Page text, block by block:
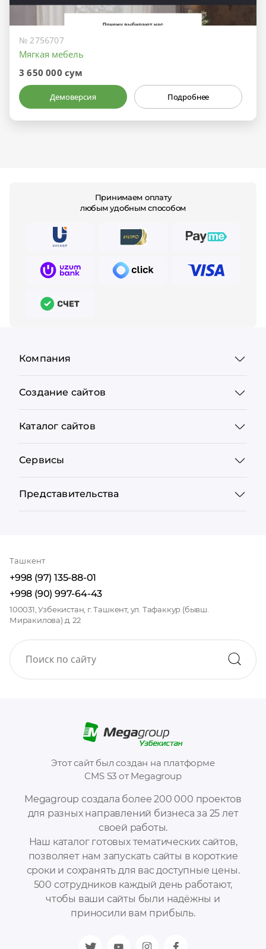
№ 2756707
Мягкая мебель
3 650 000 сум
Демоверсия Подробнее
Принимаем оплату
любым удобным способом
Megagroup создала более 200 000 проектов
для разных направлений бизнеса за 25 лет
своей работы.
Наш каталог готовых тематических сайтов,
позволяет нам запускать сайты в короткие
сроки и сохранять для вас доступные цены.
500 сотрудников каждый день работают,
чтобы ваши сайты были надёжны и
приносили вам прибыль.
Этот сайт был создан на платформе
CMS S3 от Megagroup
Компания
Создание сайтов
Каталог сайтов
Сервисы
Представительства
Ташкент
+998 (97) 135-88-01
+998 (90) 997-64-43
100031, Узбекистан, г. Ташкент, ул. Тафаккур (бывш.
Миракилова) д. 22